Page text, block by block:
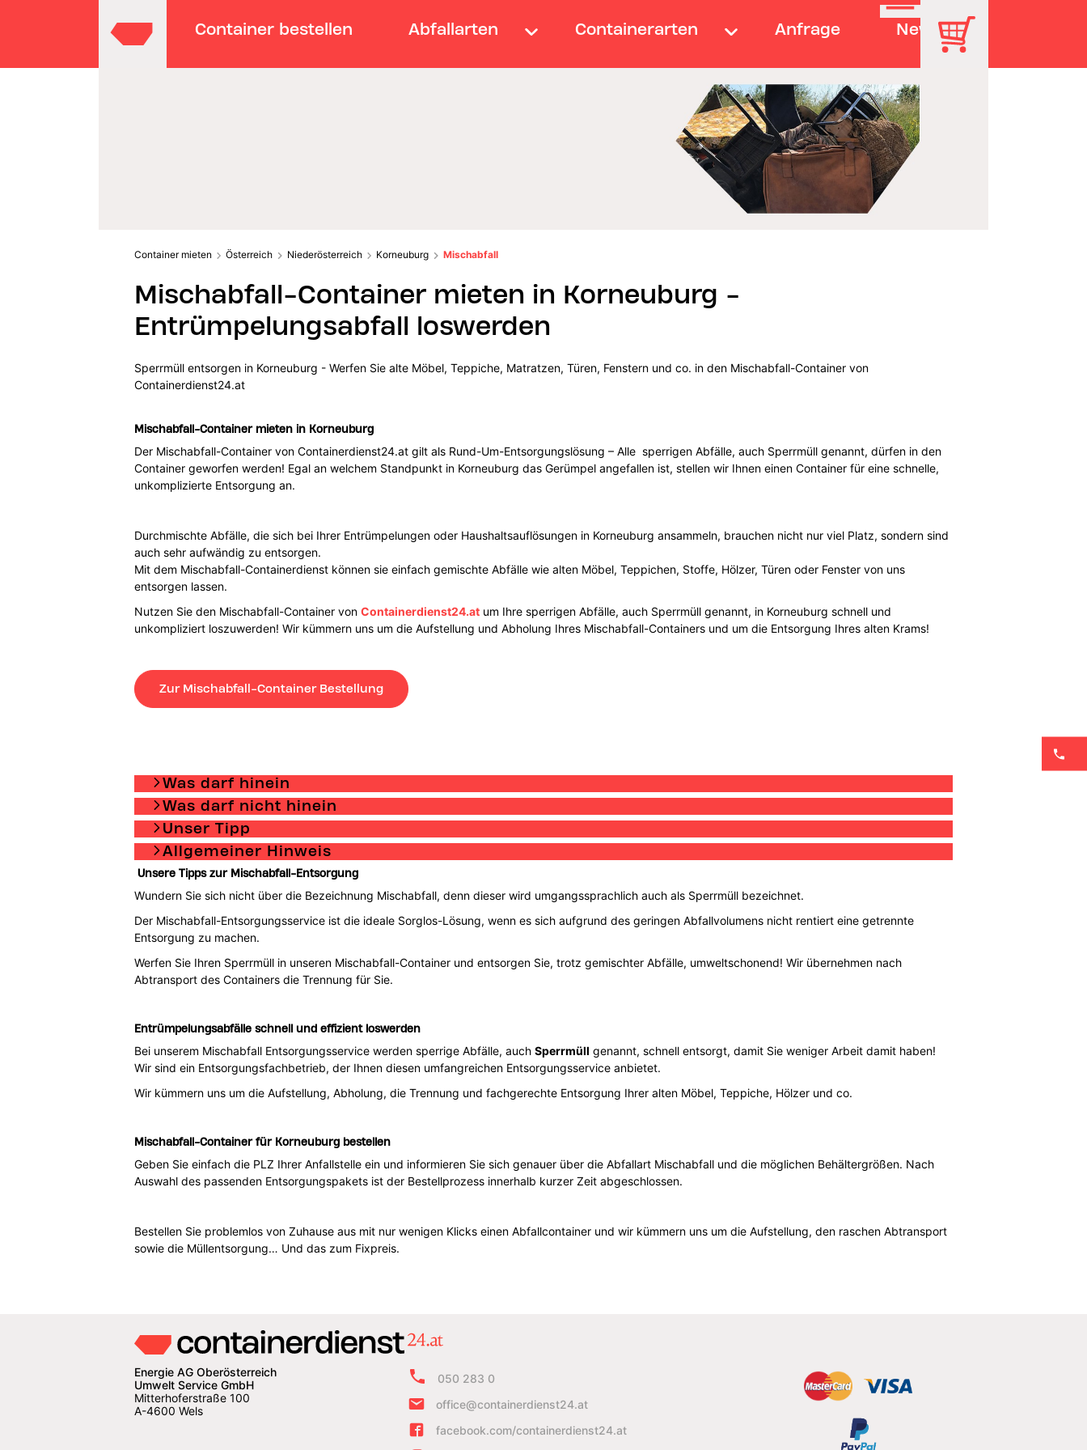
Container bestellen Abfallarten Containerarten Anfrage News
Container mieten Österreich Niederösterreich Korneuburg Mischabfall
Mischabfall-Container mieten in Korneuburg -
Entrümpelungsabfall loswerden
Sperrmüll entsorgen in Korneuburg - Werfen Sie alte Möbel, Teppiche, Matratzen, Türen, Fenstern und co. in den Mischabfall-Container von
Containerdienst24.at
Mischabfall-Container mieten in Korneuburg
Der Mischabfall-Container von Containerdienst24.at gilt als Rund-Um-Entsorgungslösung – Alle sperrigen Abfälle, auch Sperrmüll genannt, dürfen in den
Container geworfen werden! Egal an welchem Standpunkt in Korneuburg das Gerümpel angefallen ist, stellen wir Ihnen einen Container für eine schnelle,
unkomplizierte Entsorgung an.
Durchmischte Abfälle, die sich bei Ihrer Entrümpelungen oder Haushaltsauflösungen in Korneuburg ansammeln, brauchen nicht nur viel Platz, sondern sind
auch sehr aufwändig zu entsorgen.
Mit dem Mischabfall-Containerdienst können sie einfach gemischte Abfälle wie alten Möbel, Teppichen, Stoffe, Hölzer, Türen oder Fenster von uns
entsorgen lassen.
Nutzen Sie den Mischabfall-Container von Containerdienst24.atum Ihre sperrigen Abfälle, auch Sperrmüll genannt, in Korneuburg schnell und
unkompliziert loszuwerden! Wir kümmern uns um die Aufstellung und Abholung Ihres Mischabfall-Containers und um die Entsorgung Ihres alten Krams!
Zur Mischabfall-Container Bestellung
Was darf hinein
Was darf nicht hinein
Unser Tipp
Allgemeiner Hinweis
Unsere Tipps zur Mischabfall-Entsorgung
Wundern Sie sich nicht über die Bezeichnung Mischabfall, denn dieser wird umgangssprachlich auch als Sperrmüll bezeichnet.
Der Mischabfall-Entsorgungsservice ist die ideale Sorglos-Lösung, wenn es sich aufgrund des geringen Abfallvolumens nicht rentiert eine getrennte
Entsorgung zu machen.
Werfen Sie Ihren Sperrmüll in unseren Mischabfall-Container und entsorgen Sie, trotz gemischter Abfälle, umweltschonend! Wir übernehmen nach
Abtransport des Containers die Trennung für Sie.
Entrümpelungsabfälle schnell und effizient loswerden
Bei unserem Mischabfall Entsorgungsservice werden sperrige Abfälle, auch Sperrmüll genannt, schnell entsorgt, damit Sie weniger Arbeit damit haben!
Wir sind ein Entsorgungsfachbetrieb, der Ihnen diesen umfangreichen Entsorgungsservice anbietet.
Wir kümmern uns um die Aufstellung, Abholung, die Trennung und fachgerechte Entsorgung Ihrer alten Möbel, Teppiche, Hölzer und co.
Mischabfall-Container für Korneuburg bestellen
Geben Sie einfach die PLZ Ihrer Anfallstelle ein und informieren Sie sich genauer über die Abfallart Mischabfall und die möglichen Behältergrößen. Nach
Auswahl des passenden Entsorgungspakets ist der Bestellprozess innerhalb kurzer Zeit abgeschlossen.
Bestellen Sie problemlos von Zuhause aus mit nur wenigen Klicks einen Abfallcontainer und wir kümmern uns um die Aufstellung, den raschen Abtransport
sowie die Müllentsorgung… Und das zum Fixpreis.
Energie AG Oberösterreich
Umwelt Service GmbH
Mitterhoferstraße 100
A-4600 Wels
050 283 0
office@containerdienst24.at
facebook.com/containerdienst24.at